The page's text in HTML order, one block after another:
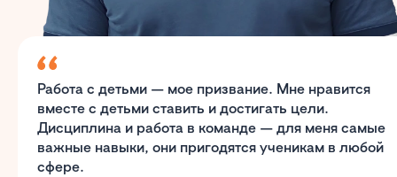
Работа с детьми — мое призвание. Мне нравится
вместе с детьми ставить и достигать цели.
Дисциплина и работа в команде — для меня самые
важные навыки, они пригодятся ученикам в любой
сфере.